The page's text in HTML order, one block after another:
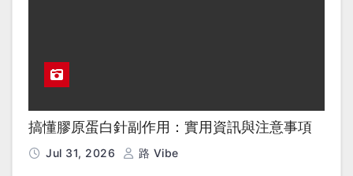
搞懂膠原蛋白針副作用：實用資訊與注意事項
Jul 31, 2026 路 Vibe